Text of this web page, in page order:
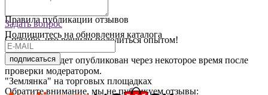
Правила публикации отзывов
Спасибо, что решили поделиться опытом!
Ваш отзыв будет опубликован через некоторое время после
проверки модератором.
Обратите внимание, мы не публикуем отзывы:
Задать вопрос
Подпишитесь на обновления каталога
подписаться
"Землянка" на торговых площадках